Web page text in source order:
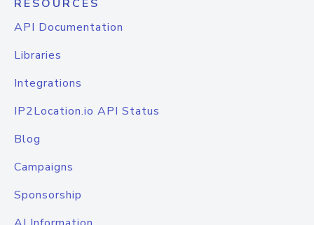
RESOURCES
API Documentation
Libraries
Integrations
IP2Location.io API Status
Blog
Campaigns
Sponsorship